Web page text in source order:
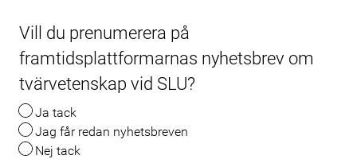
Vill du prenumerera på
framtidsplattformarnas nyhetsbrev om
tvärvetenskap vid SLU?
Ja tack
Jag får redan nyhetsbreven
Nej tack